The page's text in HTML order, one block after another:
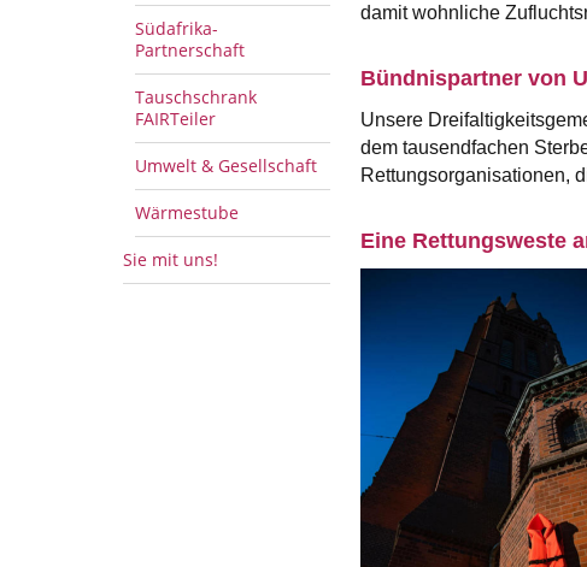
Südafrika-
Partnerschaft
Tauschschrank
FAIRTeiler
Umwelt & Gesellschaft
Wärmestube
Sie mit uns!
damit wohnliche
Bündnispartner von
Unsere
dem tausendfachen
Rettungsorganisationen,
Eine Rettungsweste